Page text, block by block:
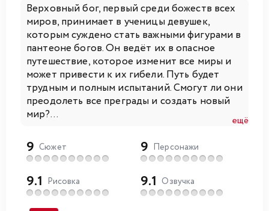
Верховный бог, первый среди божеств всех
миров, принимает в ученицы девушек,
которым суждено стать важными фигурами в
пантеоне богов. Он ведёт их в опасное
путешествие, которое изменит все миры и
может привести к их гибели. Путь будет
трудным и полным испытаний. Смогут ли они
преодолеть все преграды и создать новый
мир?...
ещё
9 Сюжет 9 Персонажи
9.1 Рисовка 9.1 Озвучка